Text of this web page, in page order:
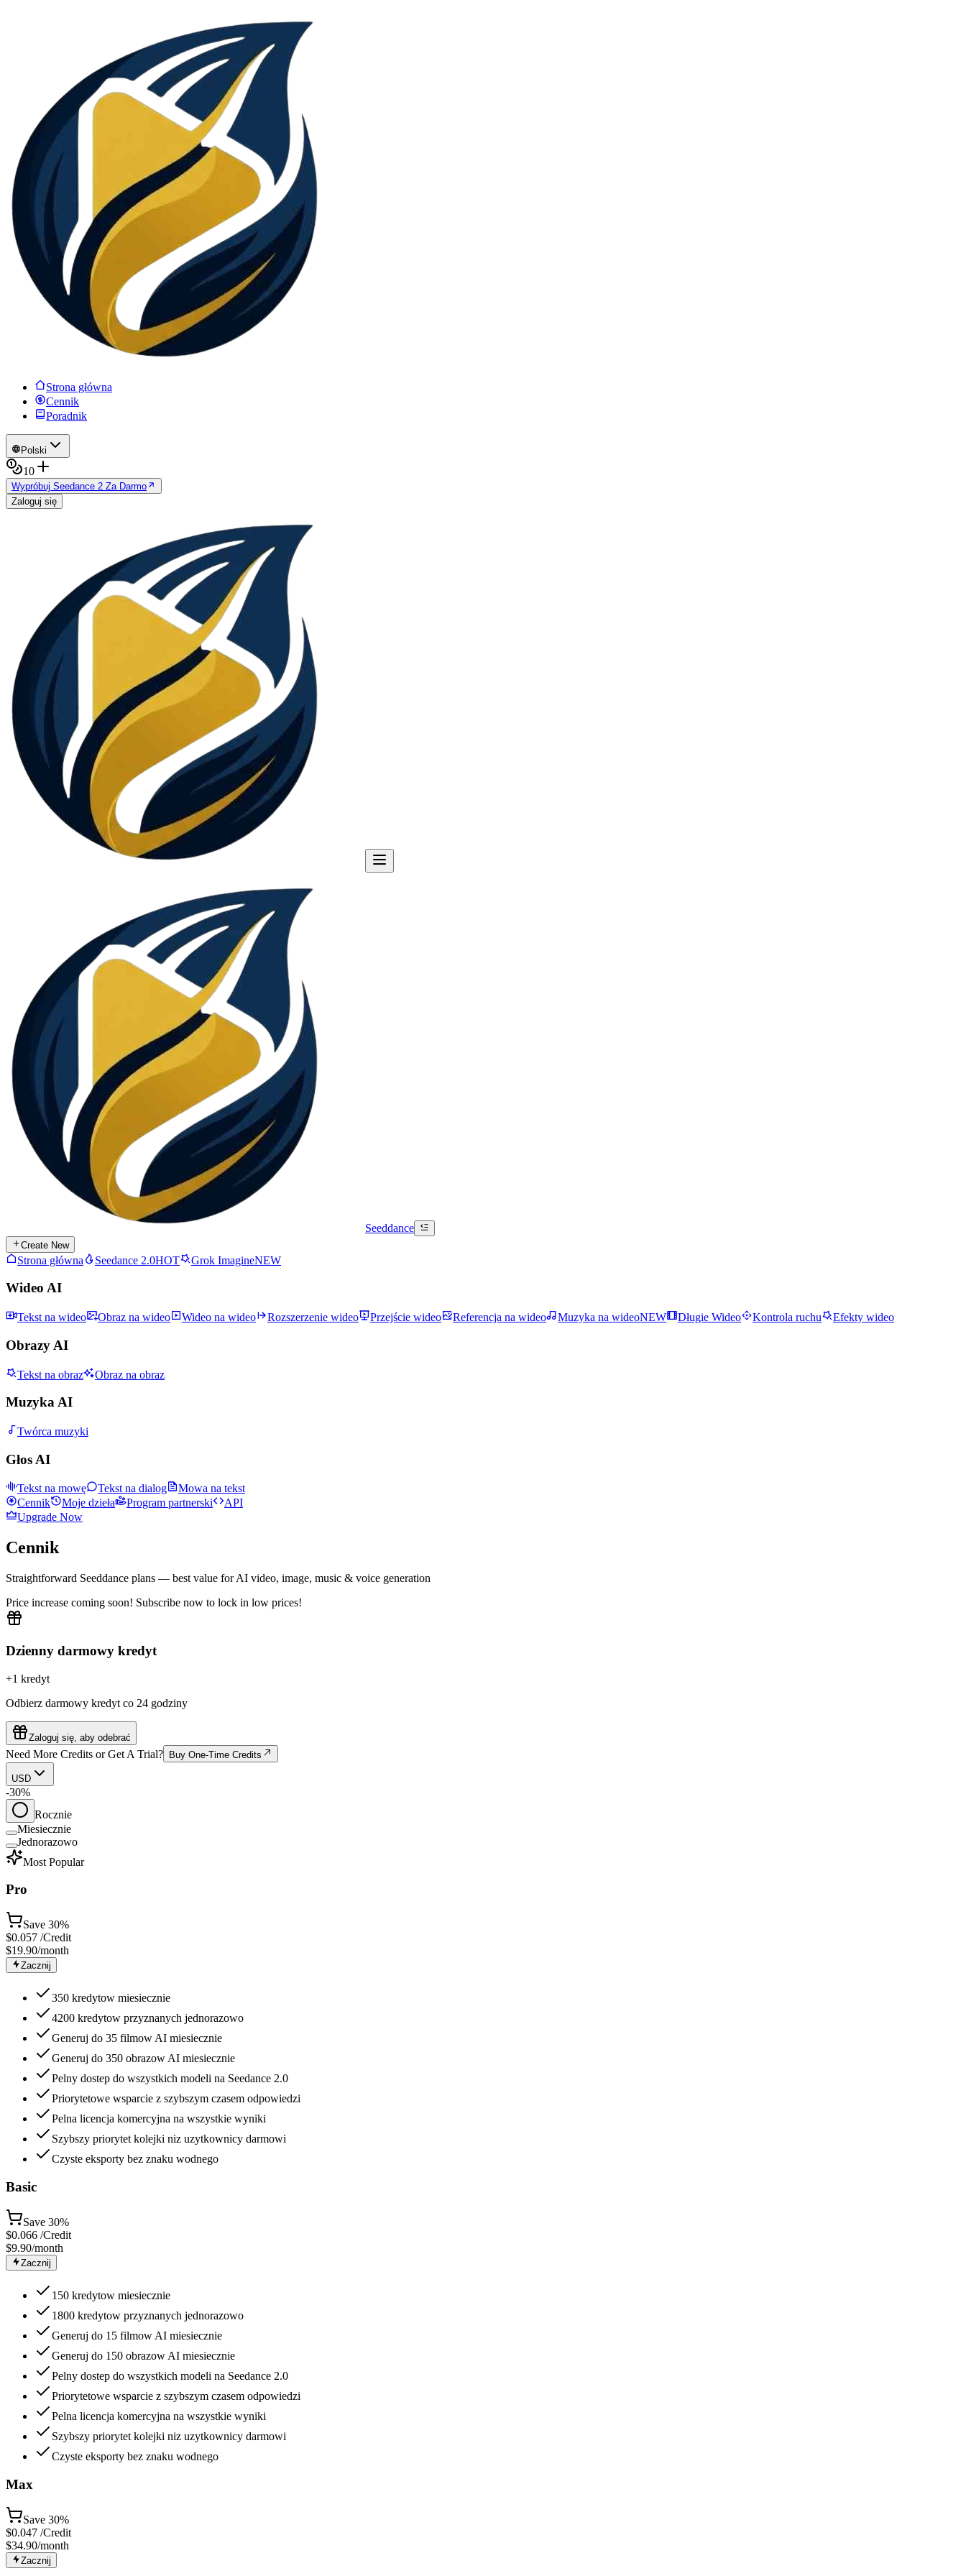
Strona główna
Cennik
Poradnik
Polski
10
Wypróbuj Seedance 2 Za Darmo
Zaloguj się
Seeddance
Create New
Strona główna Seedance 2.0HOT Grok ImagineNEW
Wideo AI
Tekst na wideo Obraz na wideo Wideo na wideo Rozszerzenie wideo Przejście wideo Referencja na wideo Muzyka na wideoNEW Długie Wideo Kontrola ruchu Efekty wideo
Obrazy AI
Tekst na obraz Obraz na obraz
Muzyka AI
Twórca muzyki
Głos AI
Tekst na mowę Tekst na dialog
Mowa na tekst
Cennik
Moje dzieła Program partnerski
API
Upgrade Now
Cennik
Straightforward Seeddance plans — best value for AI video, image, music & voice generation
Price increase coming soon! Subscribe now to lock in low prices!
Dzienny darmowy kredyt
+1 kredyt
Odbierz darmowy kredyt co 24 godziny
Zaloguj się, aby odebrać
Need More Credits or Get A Trial? Buy One-Time Credits
USD
-30%
Rocznie
Miesiecznie
Jednorazowo
Most Popular
Pro
Save 30%
$0.057 /Credit
$19.90/month
Zacznij
350 kredytow miesiecznie
4200 kredytow przyznanych jednorazowo
Generuj do 35 filmow AI miesiecznie
Generuj do 350 obrazow AI miesiecznie
Pelny dostep do wszystkich modeli na Seedance 2.0
Priorytetowe wsparcie z szybszym czasem odpowiedzi
Pelna licencja komercyjna na wszystkie wyniki
Szybszy priorytet kolejki niz uzytkownicy darmowi
Czyste eksporty bez znaku wodnego
Basic
Save 30%
$0.066 /Credit
$9.90/month
Zacznij
150 kredytow miesiecznie
1800 kredytow przyznanych jednorazowo
Generuj do 15 filmow AI miesiecznie
Generuj do 150 obrazow AI miesiecznie
Pelny dostep do wszystkich modeli na Seedance 2.0
Priorytetowe wsparcie z szybszym czasem odpowiedzi
Pelna licencja komercyjna na wszystkie wyniki
Szybszy priorytet kolejki niz uzytkownicy darmowi
Czyste eksporty bez znaku wodnego
Max
Save 30%
$0.047 /Credit
$34.90/month
Zacznij